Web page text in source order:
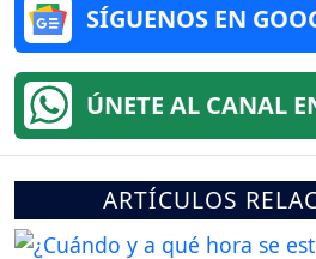
SÍGUENOS EN
ÚNETE AL CANAL
ARTÍCULOS